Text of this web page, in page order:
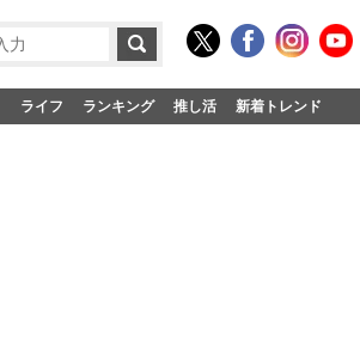
ライフ ランキング 推し活 新着トレンド